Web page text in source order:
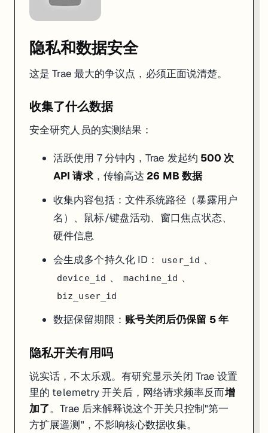
Windows ✅ 已支持
🔜 计划中
Linux 用户目前可以关注 Trae GitHub 仓库的更新，或者用 Cursor 作为
已知限制
Trae 目前还有几个比较明显的短板：
大型项目上下文丢失：5 万行以上的项目，AI 容易忘记项目结构
稳定性不如 Cursor ：比较下来，Trae 的代码崩溃和错误率更高
文件处理粗糙：多文件批量操作时偶尔会出问题
Trae vs Cursor vs Windsurf：终极选型
你的情况
全职开发，追求效率
Cursor ——$20/月买稳定性和代码质量
喜欢流畅的 Agent 体验
Windsurf——Cascade 的自动化流程更丝滑
只想在终端里搞定一切
Claude Code
企业团队，重视数据安全 Cursor 或Copilot——更透明的数据政策
常见报错
Builder Mode 生成的项目跑不起来
# 大概率是依赖没装全
cd your-project
隐私和数据安全
这是 Trae 最大的争议点，必须正面说清楚。
收集了什么数据
安全研究人员的实测结果：
活跃使用 7 分钟内，Trae 发起约 500 次
API 请求，传输高达 26 MB 数据
收集内容包括：文件系统路径（暴露用户
名）、鼠标/键盘活动、窗口焦点状态、
硬件信息
会生成多个持久化 ID：
user_id 、
device_id 、 machine_id 、
biz_user_id
数据保留期限： 账号关闭后仍保留 5 年
隐私开关有用吗
说实话，不太乐观。有研究显示关闭 Trae 设置
里的 telemetry 开关后，网络请求频率反而增
加了。Trae 后来解释说这个开关只控制"第一
方扩展遥测"，不影响核心数据收集。